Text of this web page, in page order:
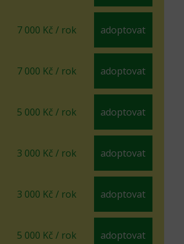
7 000 Kč / rok adoptovat
7 000 Kč / rok adoptovat
5 000 Kč / rok adoptovat
3 000 Kč / rok adoptovat
3 000 Kč / rok adoptovat
5 000 Kč / rok adoptovat